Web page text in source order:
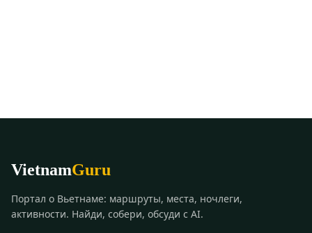
VietnamGuru
Портал о Вьетнаме: маршруты, места, ночлеги,
активности. Найди, собери, обсуди с AI.